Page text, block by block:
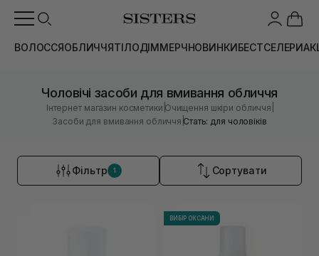
ВОЛОССЯОБЛИЧЧЯТІЛОДІММЕРЧНОВИНКИБЕСТСЕЛЕРИ
Чоловічі засоби для вмивання обличчя
Інтернет магазин косметики |Очищення шкіри обличчя
Засоби для вмивання обличчя |Стать: для чоловіків
Фільтр 1 Сортувати
ВИБІР ОКСАНИ